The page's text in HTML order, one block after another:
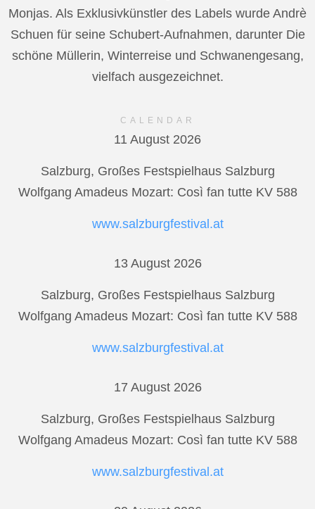
Monjas. Als Exklusivkünstler des Labels wurde Andrè
Schuen für seine Schubert-Aufnahmen, darunter Die
schöne Müllerin, Winterreise und Schwanengesang,
vielfach ausgezeichnet.
CALENDAR
11 August 2026
Salzburg, Großes Festspielhaus Salzburg
Wolfgang Amadeus Mozart: Così fan tutte KV 588
www.salzburgfestival.at
13 August 2026
Salzburg, Großes Festspielhaus Salzburg
Wolfgang Amadeus Mozart: Così fan tutte KV 588
www.salzburgfestival.at
17 August 2026
Salzburg, Großes Festspielhaus Salzburg
Wolfgang Amadeus Mozart: Così fan tutte KV 588
www.salzburgfestival.at